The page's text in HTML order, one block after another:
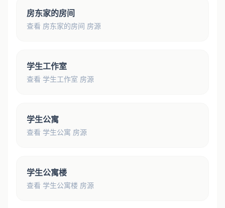
房东家的房间
查看 房东家的房间 房源
学生工作室
查看 学生工作室 房源
学生公寓
查看 学生公寓 房源
学生公寓楼
查看 学生公寓楼 房源